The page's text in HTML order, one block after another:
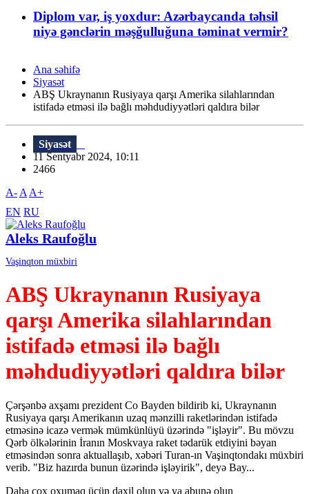
Diplom var, iş yoxdur: Azərbaycanda təhsil
niyə gənclərin məşğulluğuna təminat vermir?
Ana səhifə
Siyasət
ABŞ Ukraynanın Rusiyaya qarşı Amerika silahlarından
istifadə etməsi ilə bağlı məhdudiyyətləri qaldıra bilər
Siyasət
11 Sentyabr 2024, 10:11
2466
A- A A+
EN RU
Aleks Raufoğlu
Vaşinqton müxbiri
ABŞ Ukraynanın Rusiyaya
qarşı Amerika silahlarından
istifadə etməsi ilə bağlı
məhdudiyyətləri qaldıra bilər
Çərşənbə axşamı prezident Co Bayden bildirib ki, Ukraynanın
Rusiyaya qarşı Amerikanın uzaq mənzilli raketlərindən istifadə
etməsinə icazə vermək mümkünlüyü üzərində "işləyir". Bu mövzu
Qərb ölkələrinin İranın Moskvaya raket tədarük etdiyini bəyan
etməsindən sonra aktuallaşıb, xəbəri Turan-ın Vaşinqtondakı müxbiri
verib. "Biz hazırda bunun üzərində işləyirik", deyə Bay...
Daha çox oxumaq üçün daxil olun və ya abunə olun